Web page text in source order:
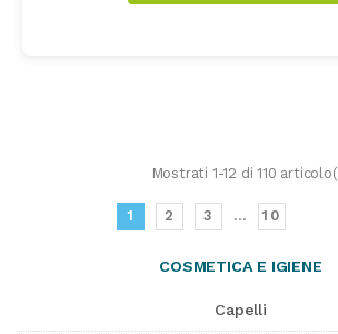
Mostrati 1-12 di 110
1 2 3 … 10
COSMETICA E IGIENE
Capelli